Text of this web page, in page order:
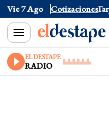
Vie 7 Ago Cotizaciones
$1520 Dólar Tarjeta
EL DESTAPE
RADIO